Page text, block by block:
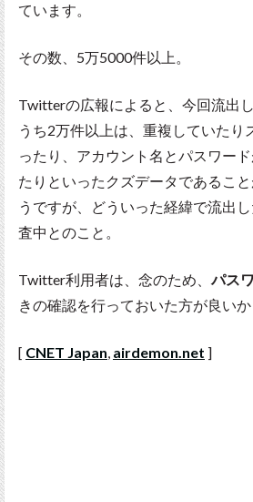
ています。
その数、5万5000件以上。
Twitterの広報によると、今回流出
うち2万件以上は、重複していたり
ったり、アカウント名とパスワー
たりといったクズデータであるこ
うですが、どういった経緯で流出
査中とのこと。
Twitter利用者は、念のため、パス
きの確認を行っておいた方が良いか
[ CNET Japan, airdemon.net ]